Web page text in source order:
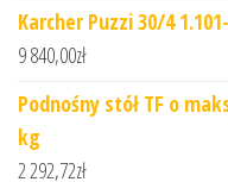
Karcher Puzzi 30/4
9 840,00zł
Podnośny stół TF o
kg
2 292,72zł